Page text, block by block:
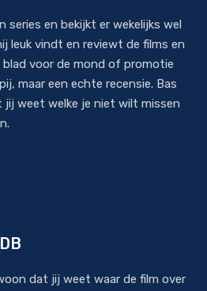
series en bekijkt er wekelijks wel
leuk vindt en reviewt de films en
blad voor de mond of promotie
maar een echte recensie. Bas
jij weet welke je niet wilt missen
dat jij weet waar de film over